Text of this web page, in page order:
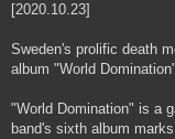
[2020.10.23]
Sweden's prolific death
album "World
"World Domination" is a
band's sixth album